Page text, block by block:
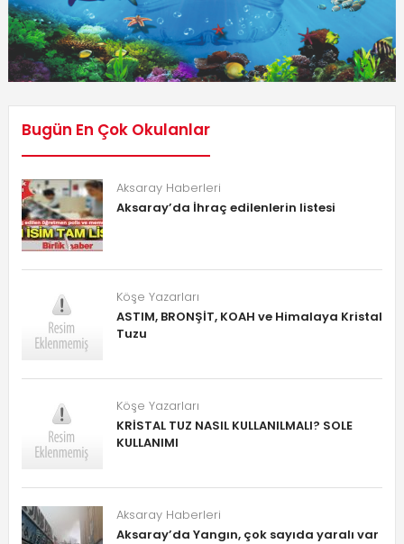
Bugün En Çok Okulanlar
Aksaray Haberleri
Aksaray’da İhraç edilenlerin listesi
Köşe Yazarları
ASTIM, BRONŞİT, KOAH ve Himalaya Kristal
Tuzu
Köşe Yazarları
KRİSTAL TUZ NASIL KULLANILMALI? SOLE
KULLANIMI
Aksaray Haberleri
Aksaray’da Yangın, çok sayıda yaralı var